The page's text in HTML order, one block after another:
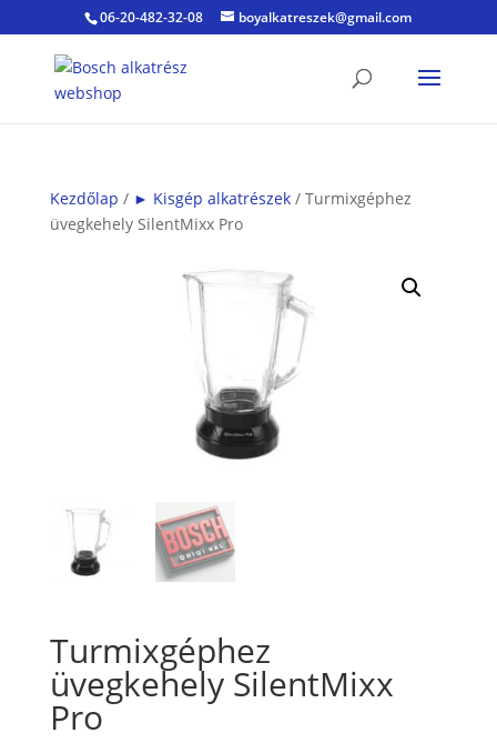
06-20-482-32-08 boyalkatreszek@gmail.com
Kezdőlap / ► Kisgép alkatrészek/ Turmixgéphez
üvegkehely SilentMixx Pro
Turmixgéphez
üvegkehely SilentMixx
Pro